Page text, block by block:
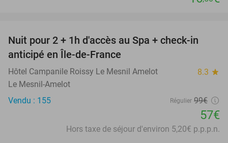
42%
Nuit pour 2 + 1h d'accès au Spa + check-in
anticipé en Île-de-France
Hôtel Campanile Roissy Le Mesnil Amelot 8.3 star
Le Mesnil-Amelot
Vendu : 155
Régulier 99€
57€
Hors taxe de séjour d'environ 5,20€ p.p.p.n.